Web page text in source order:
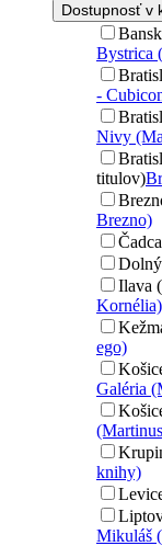
Dostupnosť v
Bystrica
-
Nivy
titulov)
Brezno)
Ilava
Kornélia)
ego)
Galéria
knihy)
Mikuláš